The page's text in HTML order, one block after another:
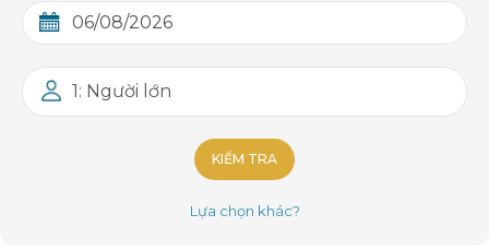
1: Người lớn
KIỂM TRA
Lựa chọn khác?